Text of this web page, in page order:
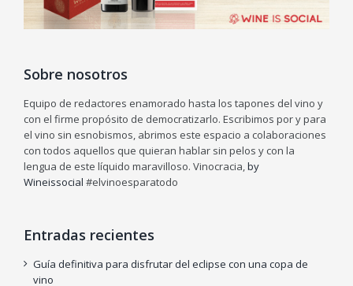
Sobre nosotros
Equipo de redactores enamorado hasta los tapones del vino y
con el firme propósito de democratizarlo. Escribimos por y para
el vino sin esnobismos, abrimos este espacio a colaboraciones
con todos aquellos que quieran hablar sin pelos y con la
lengua de este líquido maravilloso. Vinocracia,by
Wineissocial #elvinoesparatodo
Entradas recientes
Guía definitiva para disfrutar del eclipse con una copa de
vino